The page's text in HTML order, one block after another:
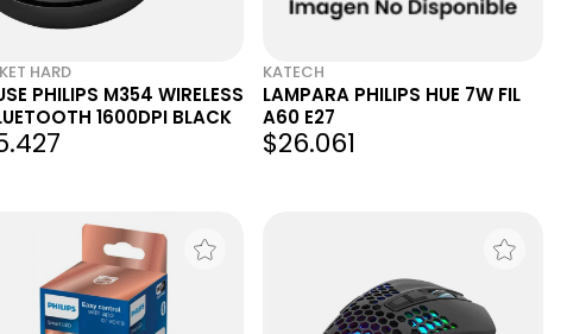
HARD
PHILIPS M354 WIRELESS
1600DPI BLACK
KATECH
LAMPARA PHILIPS HUE 7W FIL
A60 E27
$26.061